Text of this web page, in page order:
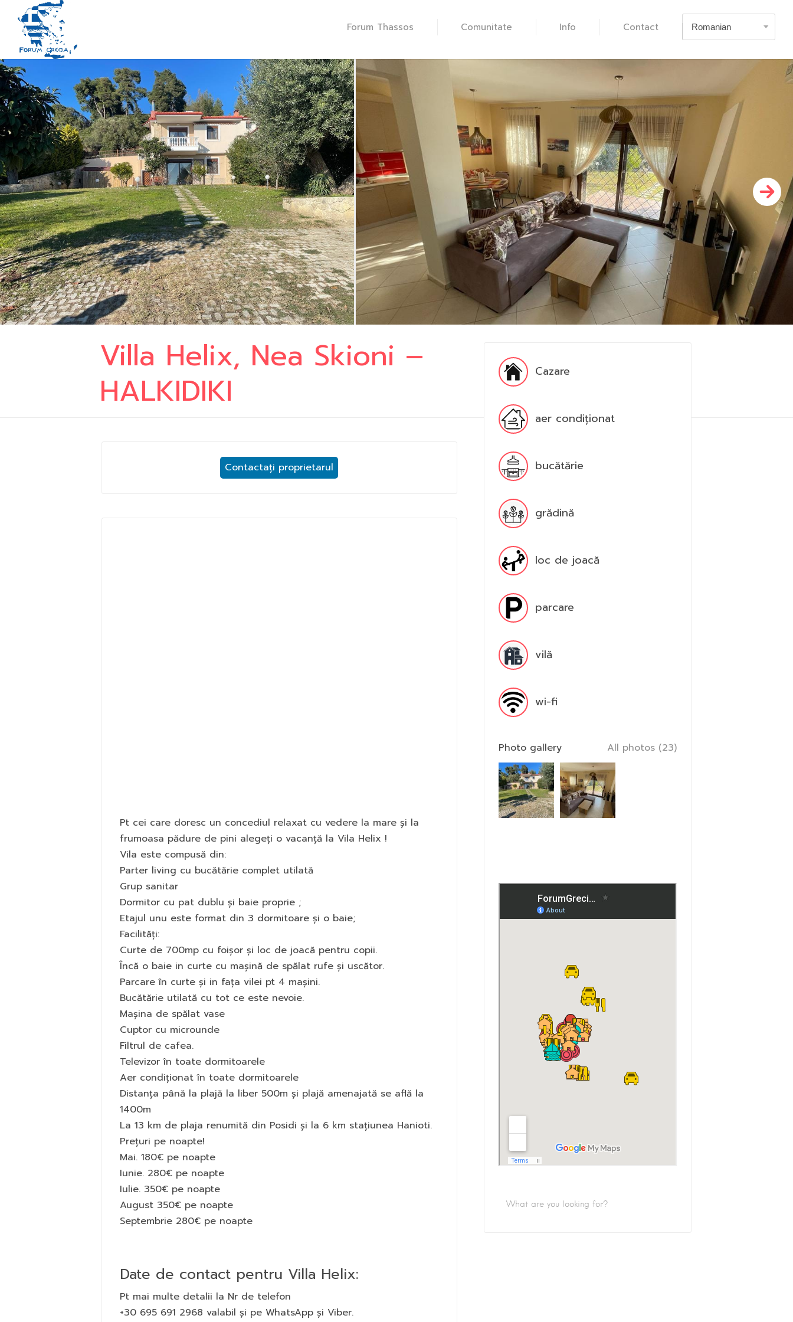
Forum Thassos Comunitate Info Contact
Villa Helix, Nea Skioni –
HALKIDIKI
Contactați proprietarul
Pt cei care doresc un concediul relaxat cu vedere la mare și la
frumoasa pădure de pini alegeți o vacanță la Vila Helix !
Vila este compusă din:
Parter living cu bucătărie complet utilată
Grup sanitar
Dormitor cu pat dublu și baie proprie ;
Etajul unu este format din 3 dormitoare și o baie;
Facilități:
Curte de 700mp cu foișor și loc de joacă pentru copii.
Încă o baie in curte cu mașină de spălat rufe și uscător.
Parcare în curte și in fața vilei pt 4 mașini.
Bucătărie utilată cu tot ce este nevoie.
Mașina de spălat vase
Cuptor cu microunde
Filtrul de cafea.
Televizor în toate dormitoarele
Aer condiționat în toate dormitoarele
Distanța până la plajă la liber 500m și plajă amenajată se află la
1400m
La 13 km de plaja renumită din Posidi și la 6 km stațiunea Hanioti.
Prețuri pe noapte!
Mai. 180€ pe noapte
Iunie. 280€ pe noapte
Iulie. 350€ pe noapte
August 350€ pe noapte
Septembrie 280€ pe noapte
Date de contact pentru Villa Helix:
Pt mai multe detalii la Nr de telefon
+30 695 691 2968 valabil și pe WhatsApp și Viber.
Cazare
aer condiționat
bucătărie
grădină
loc de joacă
parcare
vilă
wi-fi
Photo gallery All photos (23)